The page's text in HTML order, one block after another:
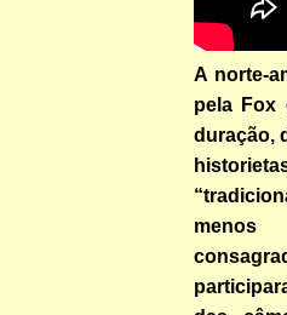
A norte-
pela Fox
duração,
menos